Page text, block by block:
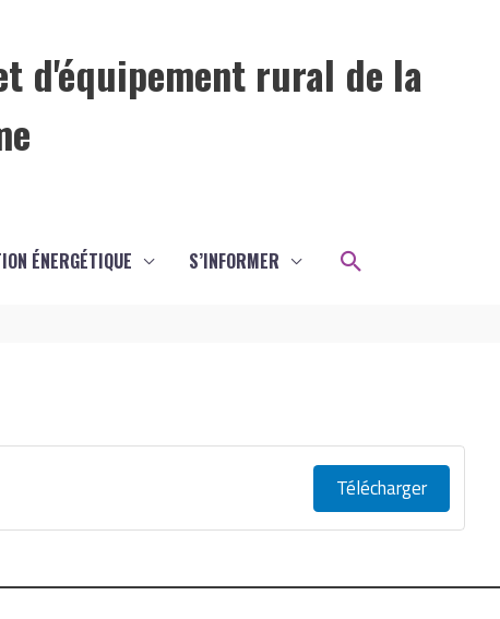
d'équipement rural de la
ÉNERGÉTIQUE S’INFORMER Rechercher
Télécharger